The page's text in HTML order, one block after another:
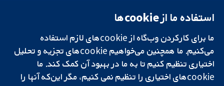
تحقیقات قابل
اعتماد.
تصمیم‌گیری آگاهانه.
سلامت بهتر.
میدان کاوندیش
لندن
W1G 0AN
بریتانیا
دفتر رسانه‌ای
درباره ما
فرصت‌های
شغلی
Cochrane
استفاده ما از cookie‌ها
ما برای کارکردن وب‌گاه از cookie‌های لازم استفاده
می‌کنیم. ما همچنین می‌خواهیم cookie‌های تجزیه و تحلیل
اختیاری تنظیم کنیم تا به ما در بهبود آن کمک کند. ما
cookie‌های اختیاری را تنظیم نمی کنیم، مگر این‌که آنها را